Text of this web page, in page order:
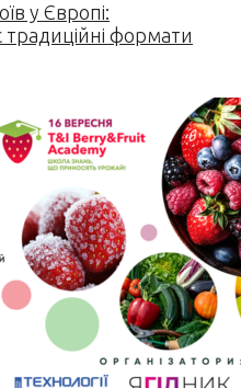
у Європі:
традиційні формати